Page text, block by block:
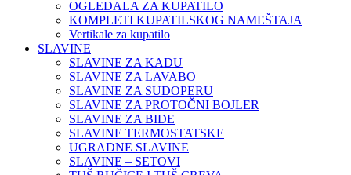
OGLEDALA ZA KUPATILO
KOMPLETI KUPATILSKOG NAMEŠTAJA
Vertikale za kupatilo
SLAVINE
SLAVINE ZA KADU
SLAVINE ZA LAVABO
SLAVINE ZA SUDOPERU
SLAVINE ZA PROTOČNI BOJLER
SLAVINE ZA BIDE
SLAVINE TERMOSTATSKE
UGRADNE SLAVINE
SLAVINE – SETOVI